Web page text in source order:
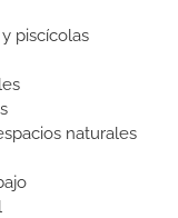
piscícolas
naturales